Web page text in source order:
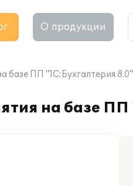
О продукции
базе ПП "1С:Бухгалтерия 8.0"
на базе